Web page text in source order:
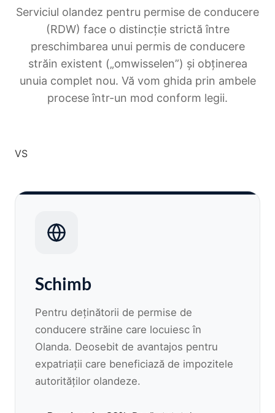
Serviciul olandez pentru permise de conducere
(RDW) face o distincție strictă între
preschimbarea unui permis de conducere
străin existent („omwisselen”) și obținerea
unuia complet nou. Vă vom ghida prin ambele
procese într-un mod conform legii.
VS
Schimb
Pentru deținătorii de permise de
conducere străine care locuiesc în
Olanda. Deosebit de avantajos pentru
expatriații care beneficiază de impozitele
autorităților olandeze.